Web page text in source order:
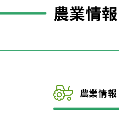
農業情報
農業情報